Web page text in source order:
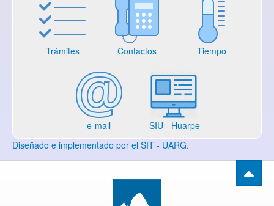
Trámites Contactos Tiempo
e-mail
SIU - Huarpe
Diseñado e implementado por el SIT - UARG.